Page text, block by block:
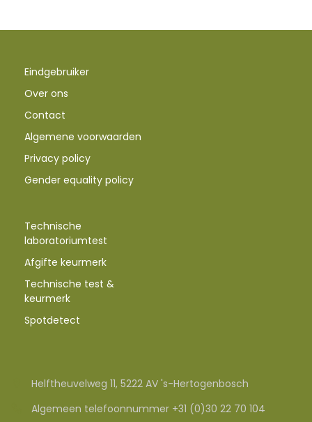
Eindgebruiker
Over ons
Contact
Algemene voorwaarden
Privacy policy
Gender equality policy
Technische
laboratoriumtest
Afgifte keurmerk
Technische test &
keurmerk
Spotdetect
Helftheuvelweg 11, 5222 AV 's-Hertogenbosch
Algemeen telefoonnummer +31 (0)30 22 70 104